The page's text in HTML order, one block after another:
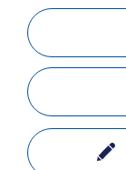
Silbitz
Zeitz
Košice
Torgelow